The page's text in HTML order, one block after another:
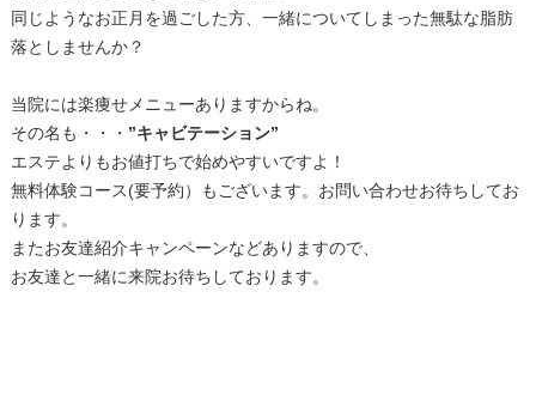
同じようなお正月を過ごした方、一緒についてしまった無駄な脂肪
落としませんか？
当院には楽痩せメニューありますからね。
その名も・・・ ”キャビテーション”
エステよりもお値打ちで始めやすいですよ！
無料体験コース(要予約）もございます。お問い合わせお待ちしてお
ります。
またお友達紹介キャンペーンなどありますので、
お友達と一緒に来院お待ちしております。